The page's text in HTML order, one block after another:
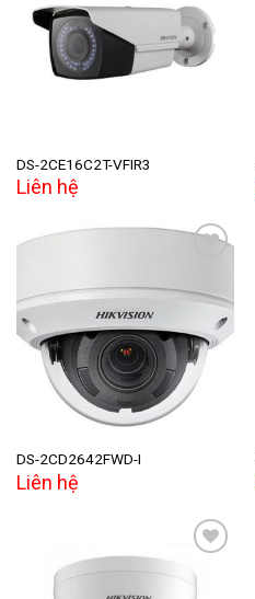
Add to
wishlist
DS-2CE16C2T-VFIR3
Liên hệ
Add to
wishlist
DS-2CD2642FWD-I
Liên hệ